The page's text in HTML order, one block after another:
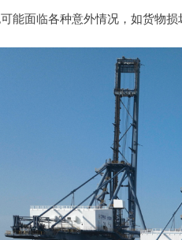
能面临各种意外情况，如货物损